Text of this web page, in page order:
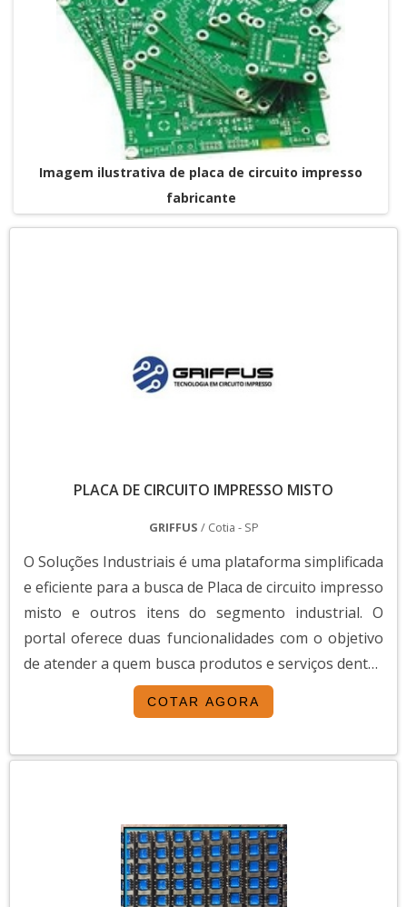
Imagem ilustrativa de placa de circuito impresso
fabricante
PLACA DE CIRCUITO IMPRESSO MISTO
GRIFFUS / Cotia - SP
O Soluções Industriais é uma plataforma simplificada
e eficiente para a busca de Placa de circuito impresso
misto e outros itens do segmento industrial. O
portal oferece duas funcionalidades com o objetivo
de atender a quem busca produtos e serviços dentro
do segmento industrial ou empresas com interesse
na divulgação de seus produtos e serviços de forma
variedade de materiais como Placa de circuito
disposição das divulgações é feita de forma
simplificada e segmentada facilitando e otimizando
ainda mais o tempo de busca.Os clientes encontram
COTAR AGORA